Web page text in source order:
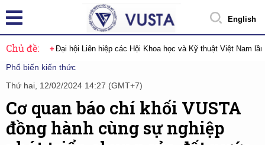
English
Chủ đề: Đại hội Liên hiệp các Hội Khoa học và Kỹ thuật Việt Nam
Phổ biến kiến thức
Thứ hai, 12/02/2024 14:27 (GMT+7)
Cơ quan báo chí khối VUSTA
đồng hành cùng sự nghiệp